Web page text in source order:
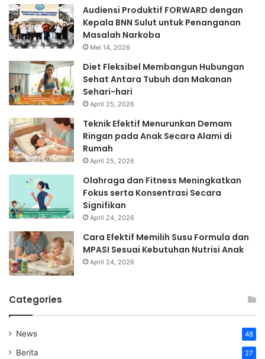
Audiensi Produktif FORWARD dengan
Kepala BNN Sulut untuk Penanganan
Masalah Narkoba
Mei 14, 2026
Diet Fleksibel Membangun Hubungan
Sehat Antara Tubuh dan Makanan
Sehari-hari
April 25, 2026
Teknik Efektif Menurunkan Demam
Ringan pada Anak Secara Alami di
Rumah
April 25, 2026
Olahraga dan Fitness Meningkatkan
Fokus serta Konsentrasi Secara
Signifikan
April 24, 2026
Cara Efektif Memilih Susu Formula dan
MPASI Sesuai Kebutuhan Nutrisi Anak
April 24, 2026
Categories
News 48
Berita 27